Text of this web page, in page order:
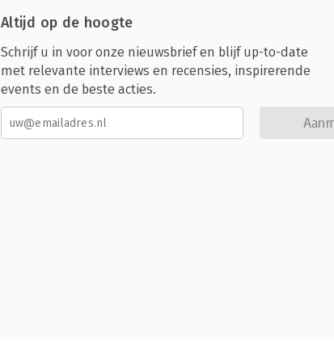
Altijd op de hoogte
Schrijf u in voor onze nieuwsbrief en blijf up-to-date
met relevante interviews en recensies, inspirerende
events en de beste acties.